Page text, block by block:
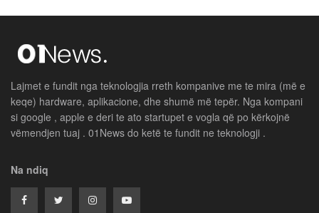
Lajmet e fundit nga teknologjia rreth kompanive me te mira (më e
keqe) hardware, aplikacione, dhe shumë më tepër. Nga kompani
si google , apple e deri te ato startupet e vogla që po kërkojnë
vëmendjen tuaj . 01News do ketë te fundit ne teknologji .
Na ndiq